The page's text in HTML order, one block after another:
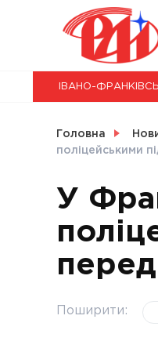
НОВИНИ
СВІТ
УКРАЇНА
ІВАНО-
Головна
поліцейськими
У
Поширити: